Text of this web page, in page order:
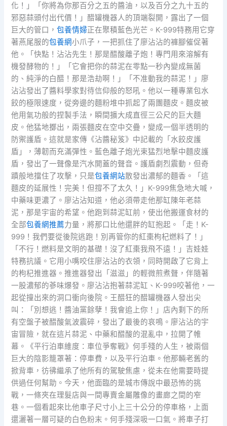
化！」「你將為你那百分之五的醬油，以及百分之九十五的
邪惡蒜頭付出代價！」醋罐機器人的頂端裂開，露出了一個
巨大的管口，包養情婦正在聚積藍色光芒。K-999特務用它穿
著燕尾服的包養網小爪子，一把抓住了廖沾沾的褲腳催促著
他。「快點！沾沾先生！那是醋酸離子炮！專門用來溶解有
機發酵物的！」「它會把你的蒜泥在零點一秒內變成無菌
的、純淨的白醋！那是浩劫啊！」「不准動我的蒜泥！」廖
沾沾發出了醬料學家對待信仰般的怒吼。他以一種專業包水
餃的極限速度，從旁邊的麵粉堆中抓起了兩團麵皮。麵皮被
他用氣功般的捏製手法，瞬間擴大成直徑三公尺的巨大麵
皮。他猛地擲出，兩張麵皮在空中交疊，變成一個半透明的
防禦護盾。這就是家傳《沾醬秘笈》中記載的「水餃皮護
盾」，薄韌而充滿彈性。藍色離子炮光束猛烈地擊中麵皮護
盾，發出了一聲像是汽水開蓋的聲音。護盾劇烈震動，但奇
蹟般地擋住了攻擊，只是包養網站散發出濃郁的麵香。「這
麵皮的延展性！完美！但撐不了太久！」K-999焦急地大喊，
中藥味更濃了。廖沾沾知道，他必須帶走他那缸陳年老蒜
泥，那是宇宙的希望。他跑到蒜泥缸前，使出他搬運食材的
全部包養網推薦力量，將那口比他還胖的缸抱起。「走！K-
999！我們要從後院逃跑！別再管你的紅棗枸杞燃料了！」
「不行！燃料是文明的基礎！沒了紅棗我飛不遠！」吉娃娃
特務抗議。它用小嘴咬住廖沾沾的衣領，同時開啟了它背上
的枸杞推進器。推進器發出「滋滋」的輕微煎煮聲，伴隨著
一股濃郁的蔘味爆發。廖沾沾抱著蒜泥缸、K-999咬著他，一
起從撞出來的洞口衝向後院。王醋狂的醋罐機器人發出尖
叫：「別想逃！醬油黨餘孽！我會追上你！」店內剩下的所
有空盤子被醋酸氣波震碎，發出了最後的哀鳴。廖沾沾的宇
宙冒險，就在這片蒜泥、中藥和醋酸的混亂中，拉開了帷
幕。《平行泊車維度：車位爭奪戰》何手殘的人生，被兩個
巨大的陰影籠罩著：停車費，以及平行泊車。他那輛老舊的
掀背車，彷彿繼承了他所有的駕駛焦慮，從未在他需要時提
供過任何幫助。今天，他面臨的是城市傳說中最恐怖的挑
戰，一條夾在理髮店與一間專賣金屬雕像的畫廊之間的窄
巷。一個看起來比他車子尺寸小上三十公分的停車格，上面
還灑著一層可疑的白色粉末。何手殘深吸一口氣。將車子打